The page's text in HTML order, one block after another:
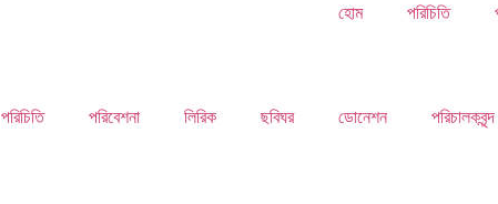
হোম পরিচিতি
পরিচিতি পরিবেশনা লিরিক ছবিঘর ডোনেশন পরিচালকবৃন্দ